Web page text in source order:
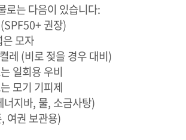
로는 다음이 있습니다:
권장)
모자
레 (비로 젖을 경우 대비)
일회용 우비
모기 기피제
지바, 물, 소금사탕)
여권 보관용)